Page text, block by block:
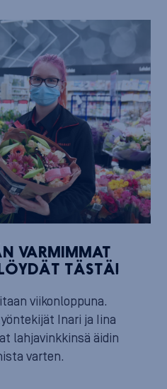
VARMIMMAT
TÄSTÄ!
viikonloppuna.
Inari ja Iina
lahjavinkkinsä äidin
varten.